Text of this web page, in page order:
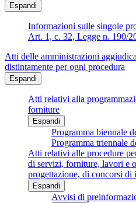
Espandi
Informazioni sulle singole
Art. 1, c. 32, Legge n. 190/
Atti delle amministrazioni
distintamente per ogni procedura
Espandi
Atti relativi alla
forniture
Espandi
Programma biennale
Programma triennale
Atti relativi alle procedure
di servizi, forniture, lavori e
progettazione, di concorsi di
Espandi
Avvisi di